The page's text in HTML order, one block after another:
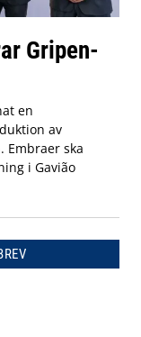
Gripen-
en
av
Embraer ska
i Gavião